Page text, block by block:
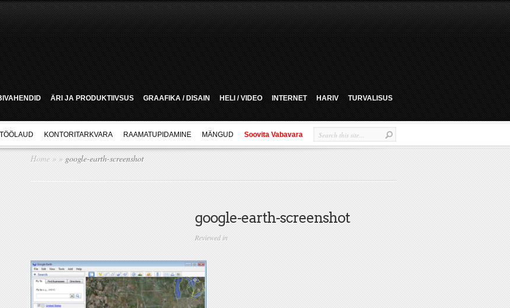
ÄRI JA PRODUKTIIVSUS GRAAFIKA / DISAIN HELI / VIDEO INTERNET HARIV TURVALISUS
TÖÖLAUD KONTORITARKVARA RAAMATUPIDAMINE MÄNGUD Soovita Vabavara
Home » » google-earth-screenshot
google-earth-screenshot
Reviewed in